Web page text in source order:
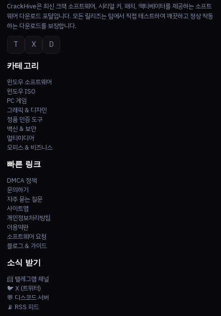
CrackHive은 최신 크랙 소프트웨어, 시리얼 키, 패치, 액티베이터를 제공하는 소프트
웨어 다운로드 포털입니다. 모든 릴리즈는 팀에서 직접 테스트하여 깨끗하고 정상 작동
하는 다운로드를 보장합니다.
T X D
카테고리
윈도우 소프트웨어
윈도우 ISO
PC 게임
그래픽 & 디자인
정품 인증 도구
백신 & 보안
멀티미디어
오피스 & 비즈니스
빠른 링크
DMCA 정책
문의하기
자주 묻는 질문
사이트맵
개인정보처리방침
이용약관
소프트웨어 요청
블로그 & 가이드
소식 받기
📨 텔레그램 채널
🐦 X (트위터)
💬 디스코드 서버
📡 RSS 피드